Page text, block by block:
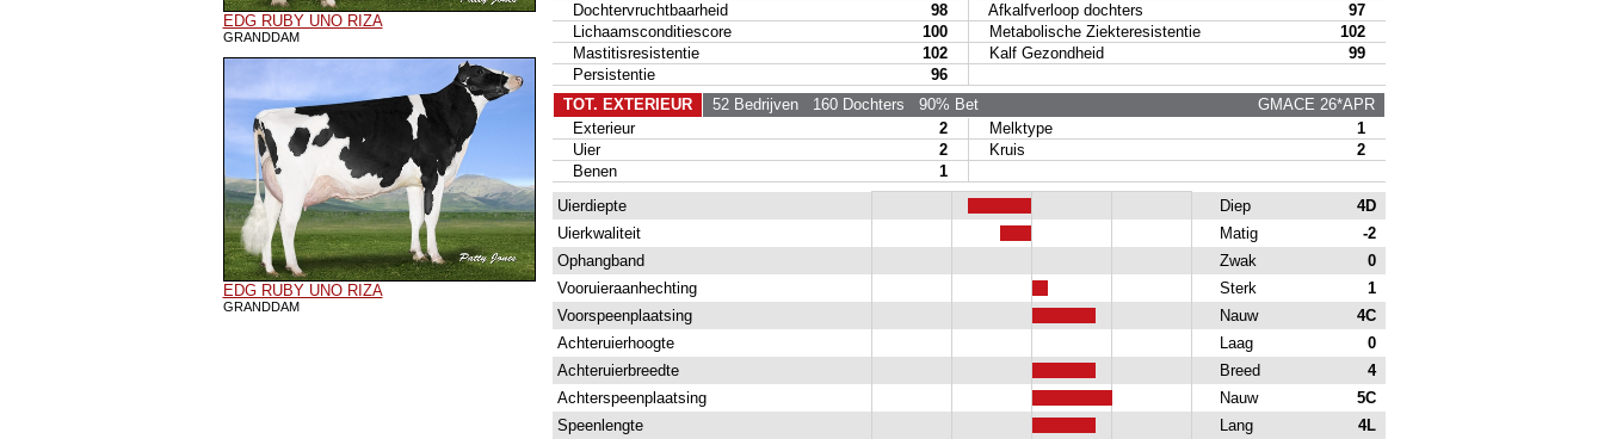
EDG RUBY UNO RIZA
GRANDDAM
EDG RUBY UNO RIZA
GRANDDAM
Dochtervruchtbaarheid
98 Afkalfverloop dochters
97
Lichaamsconditiescore
100 Metabolische Ziekteresistentie
102
Mastitisresistentie
102 Kalf Gezondheid
99
Persistentie
96
TOT. EXTERIEUR
52 Bedrijven160 Dochters 90% Bet
GMACE 26*APR
Exterieur
2 Melktype
1
Uier
2 Kruis
2
Benen
1
Uierdiepte
Diep
4D
Uierkwaliteit
Matig
-2
Ophangband
Zwak
0
Vooruieraanhechting
Sterk
1
Voorspeenplaatsing
Nauw
4C
Achteruierhoogte
Laag
0
Achteruierbreedte
Breed
4
Achterspeenplaatsing
Nauw
5C
Speenlengte
Lang 4L